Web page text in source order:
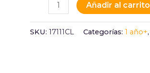
Añadir al carrito
SKU: 17111CL Categorías: 1 año+,